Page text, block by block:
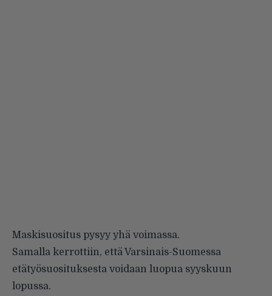
Maskisuositus pysyy yhä voimassa.
Samalla kerrottiin, että Varsinais-Suomessa
etätyösuosituksesta voidaan luopua syyskuun
lopussa.